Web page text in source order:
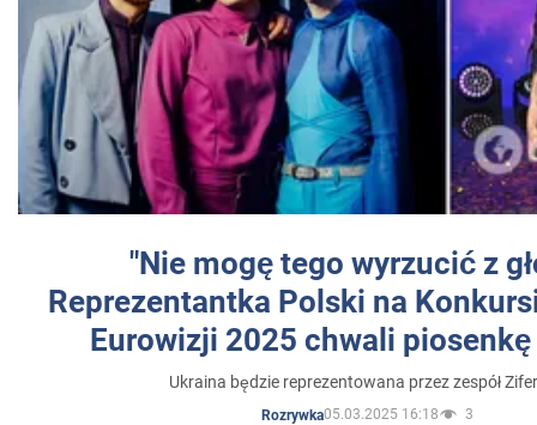
"Nie mogę tego wyrzucić z
Reprezentantka Polski na
Eurowizji 2025 chwali
Ukraina będzie reprezentowana przez zespół
Rozrywka05.03.2025 16:18 3